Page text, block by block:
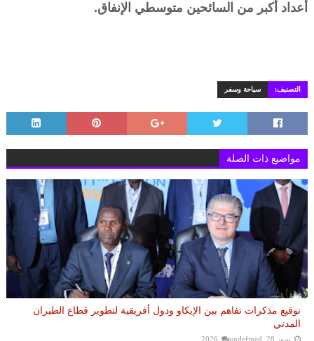
أعداد أكبر من السائحين متوسطي الإنفاق.
التصنيف: سياحة وسفر
مواضيع ذات الصلة
توقيع مذكرات تفاهم بين الإيكاو ودول أفريقية لتطوير قطاع الطيران
المدني
تموز 28, 2026 undefined